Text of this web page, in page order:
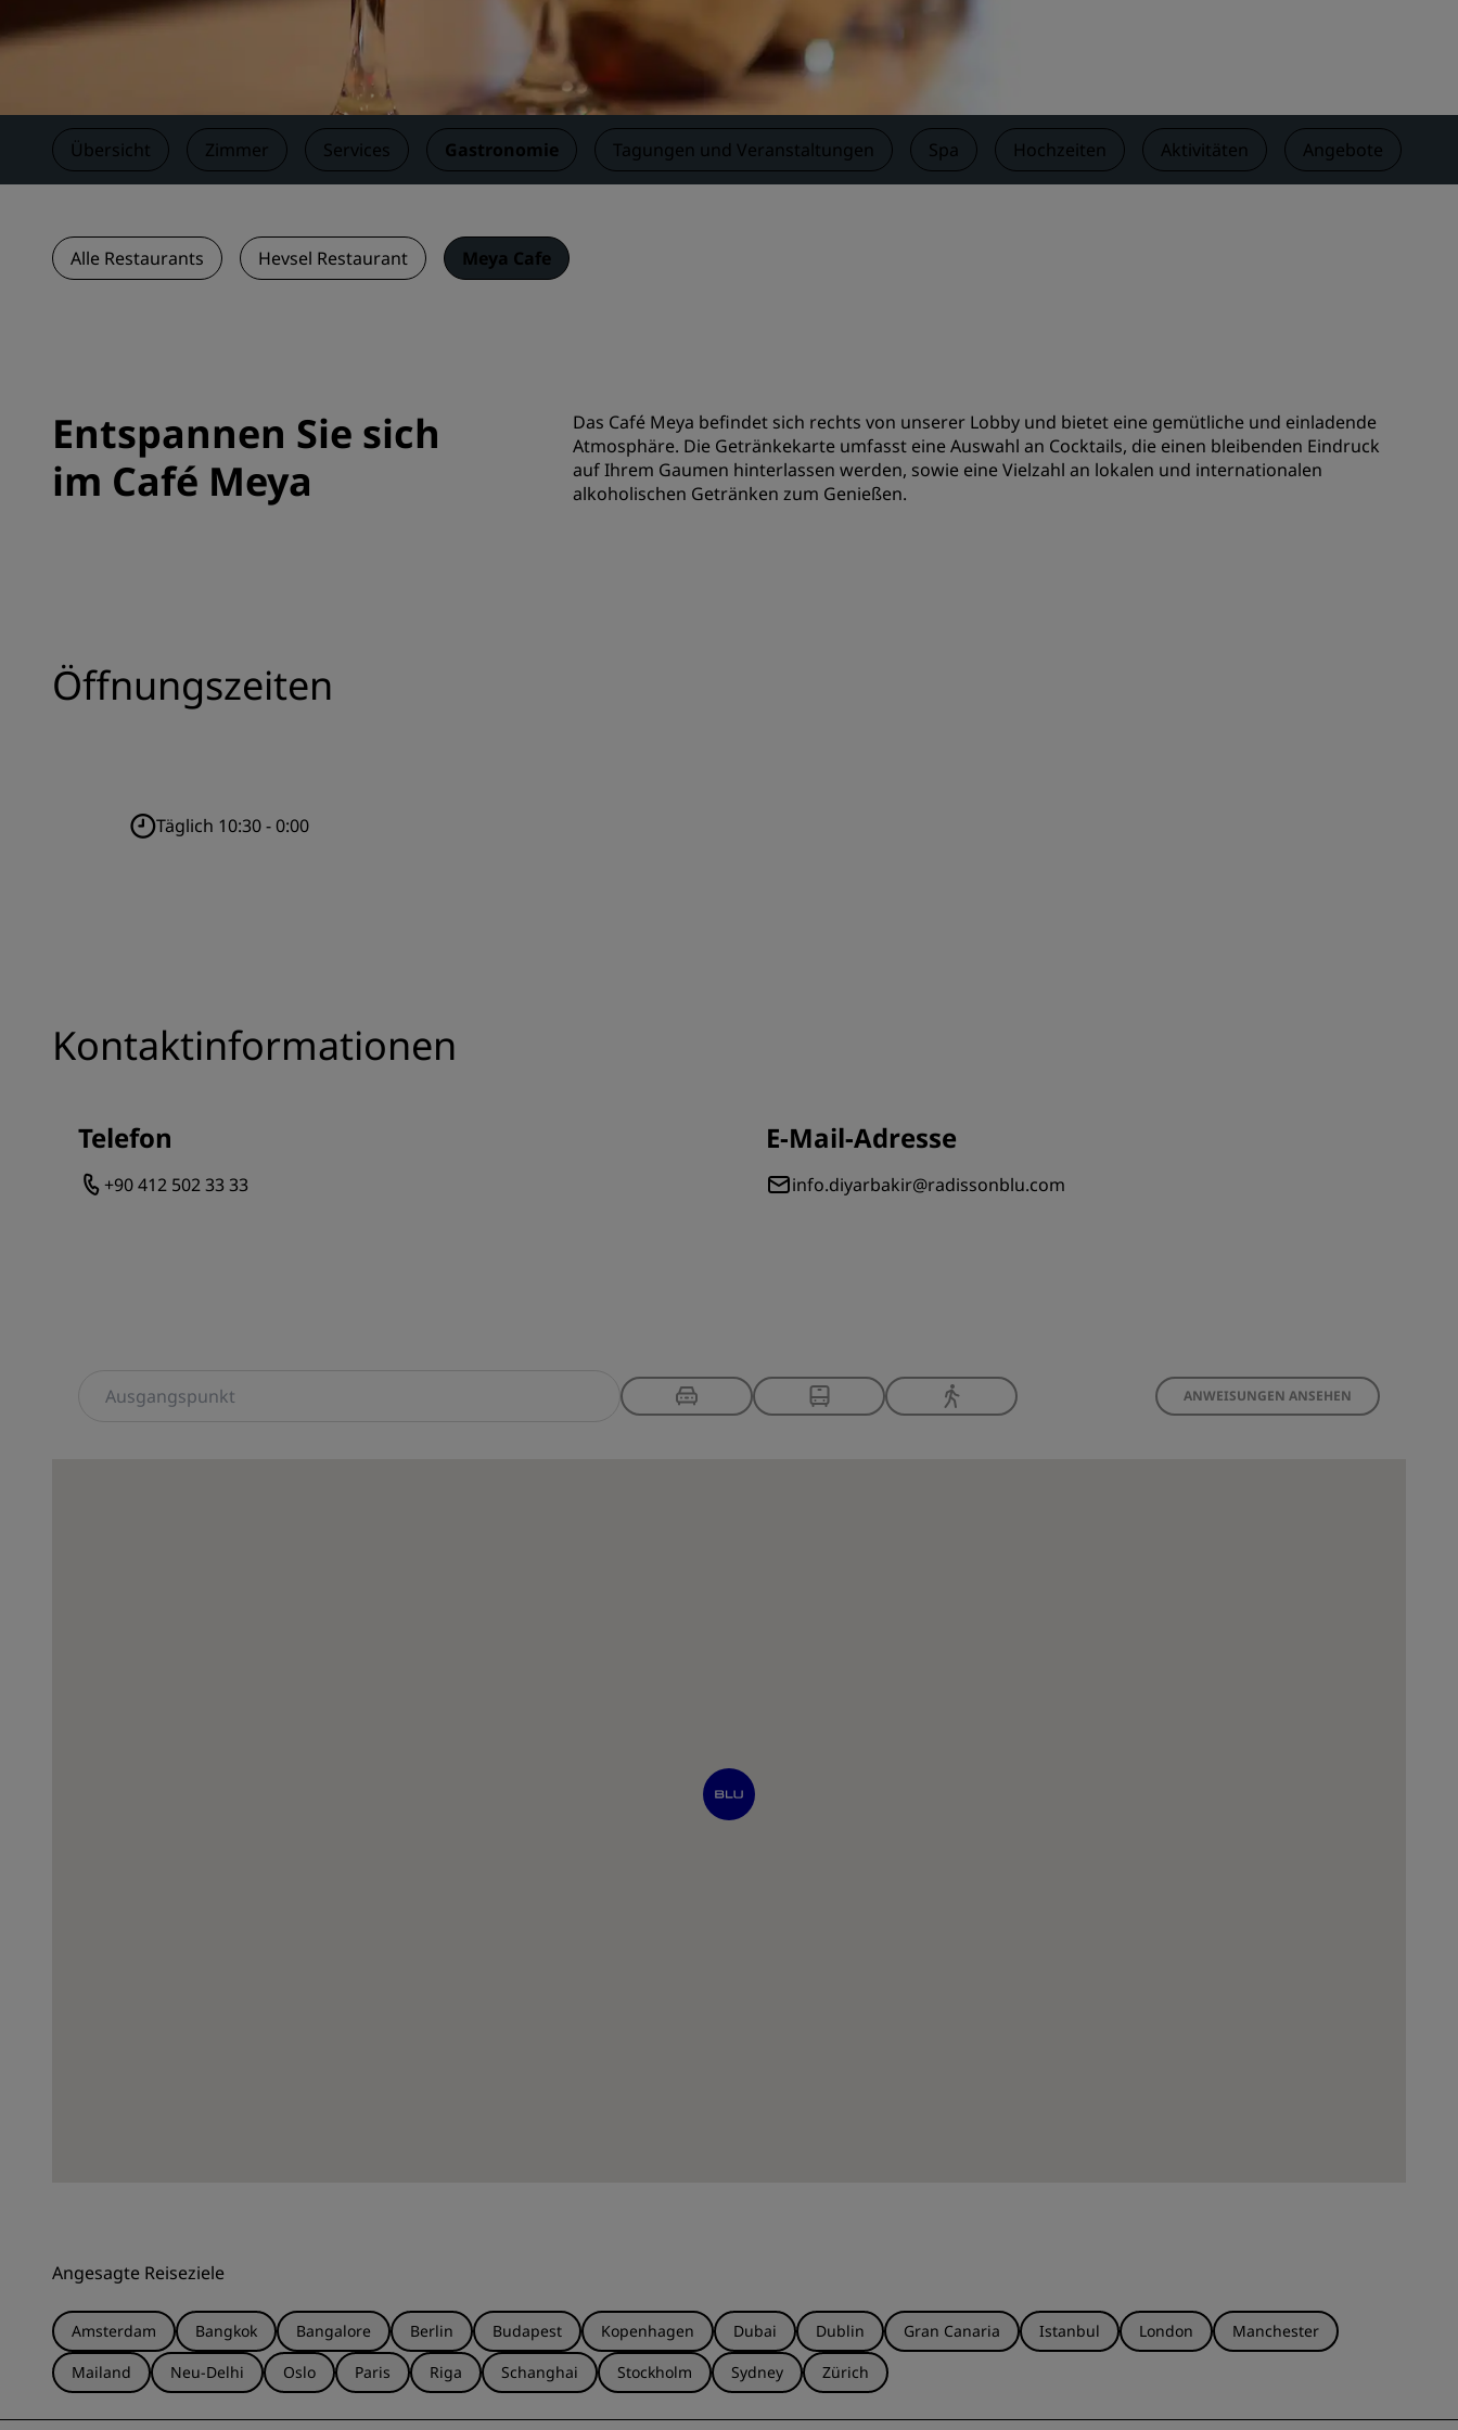
Einen Meetingraum buchen
Fordern Sie ein Angebot an
Veranstaltungsorte
Branchenlösungen
Flüge suchen
Radisson Hotels App
Geschäftsreisender
Hotels im Stadtzentrum
Bookers and Planners
Übersicht Zimmer Services Gastronomie Tagungen und Veranstaltungen Spa Hochzeiten Aktivitäten Angebote
Alle Restaurants Hevsel Restaurant Meya Cafe
Entspannen Sie sich
im Café Meya
Das Café Meya befindet sich rechts von unserer Lobby und bietet eine gemütliche und einladende
Atmosphäre. Die Getränkekarte umfasst eine Auswahl an Cocktails, die einen bleibenden Eindruck
auf Ihrem Gaumen hinterlassen werden, sowie eine Vielzahl an lokalen und internationalen
alkoholischen Getränken zum Genießen.
Öffnungszeiten
Täglich 10:30 - 0:00
Kontaktinformationen
Telefon
+90 412 502 33 33
E-Mail-Adresse
info.diyarbakir@radissonblu.com
ANWEISUNGEN ANSEHEN
Angesagte Reiseziele
Amsterdam Bangkok Bangalore Berlin Budapest Kopenhagen Dubai Dublin Gran Canaria Istanbul London
Manchester
Mailand
Neu-Delhi Oslo Paris Riga Schanghai Stockholm Sydney Zürich